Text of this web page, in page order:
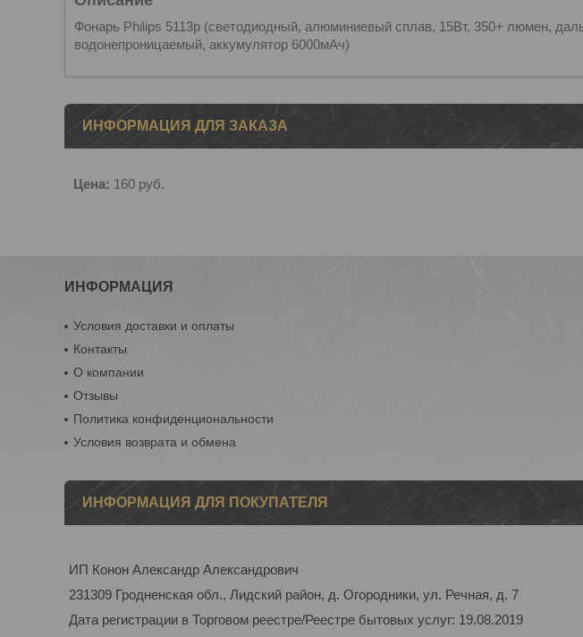
Фонарь Philips 5113p (светодиодный, алюминиевый сплав, 15Вт, 350+ люмен,
водонепроницаемый, аккумулятор 6000мАч)
ИНФОРМАЦИЯ ДЛЯ ЗАКАЗА
Цена: 160 руб.
ИНФОРМАЦИЯ
Условия доставки и оплаты
Контакты
О компании
Отзывы
Политика конфиденциональности
Условия возврата и обмена
ИНФОРМАЦИЯ ДЛЯ ПОКУПАТЕЛЯ
ИП Конон Александр Александрович
231309 Гродненская обл., Лидский район, д. Огородники, ул. Речная, д. 7
Дата регистрации в Торговом реестре/Реестре бытовых услуг: 19.08.2019